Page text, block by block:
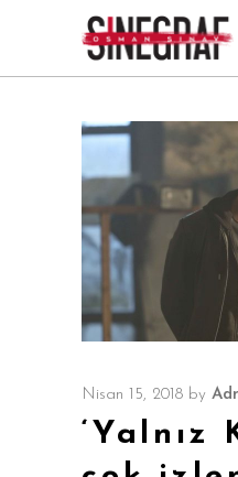
Nisan 15, 2018 by
‘Yalnız